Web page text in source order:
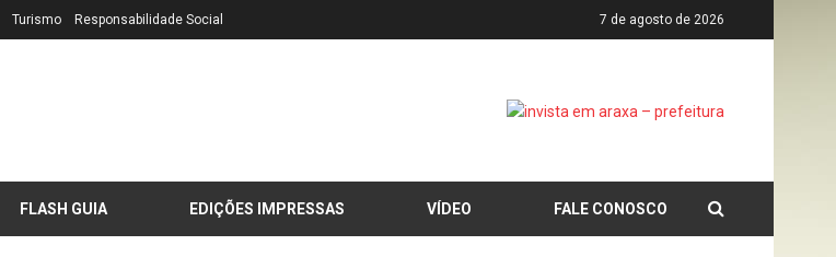
Turismo Responsabilidade Social 7 de agosto de 2026
FLASH GUIA EDIÇÕES IMPRESSAS VÍDEO FALE CONOSCO